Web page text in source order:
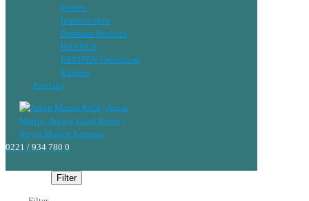
Events
Impressionen
Premium Services
BRABUS
KEMPEN Collection
Karriere
Kontakt
0221 / 934 780 0
Filter